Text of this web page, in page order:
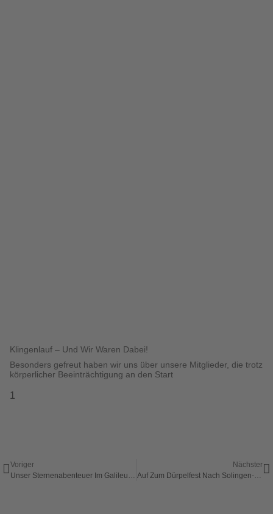
Klingenlauf – Und Wir Waren Dabei!
Besonders gefreut haben wir uns über unsere Mitglieder, die trotz
körperlicher Beeinträchtigung an den Start
Voriger
Nächster
Auf Zum Dürpelfest Nach Solingen-Ohligs!